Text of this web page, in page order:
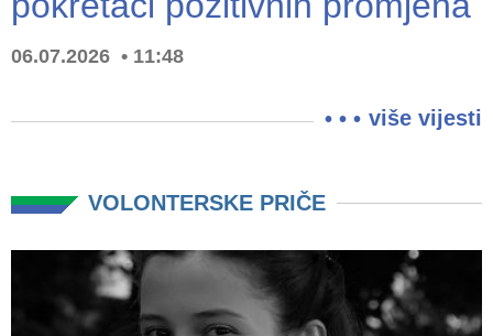
06.07.2026 11:48
više vijesti
VOLONTERSKE PRIČE